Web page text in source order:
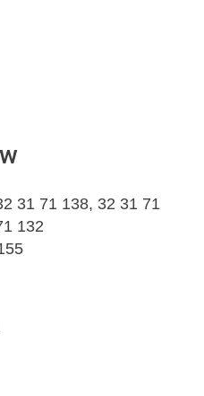
31 71 138, 32 31 71
132